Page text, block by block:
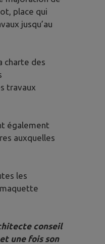
place qui
jusqu’au
charte des
travaux
également
auxquelles
les
conseil
une fois son